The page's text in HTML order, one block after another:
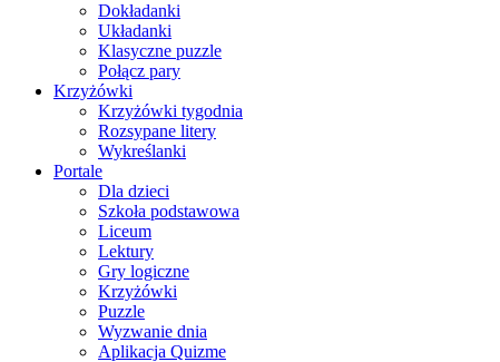
Dokładanki
Układanki
Klasyczne puzzle
Połącz pary
Krzyżówki
Krzyżówki tygodnia
Rozsypane litery
Wykreślanki
Portale
Dla dzieci
Szkoła podstawowa
Liceum
Lektury
Gry logiczne
Krzyżówki
Puzzle
Wyzwanie dnia
Aplikacja Quizme